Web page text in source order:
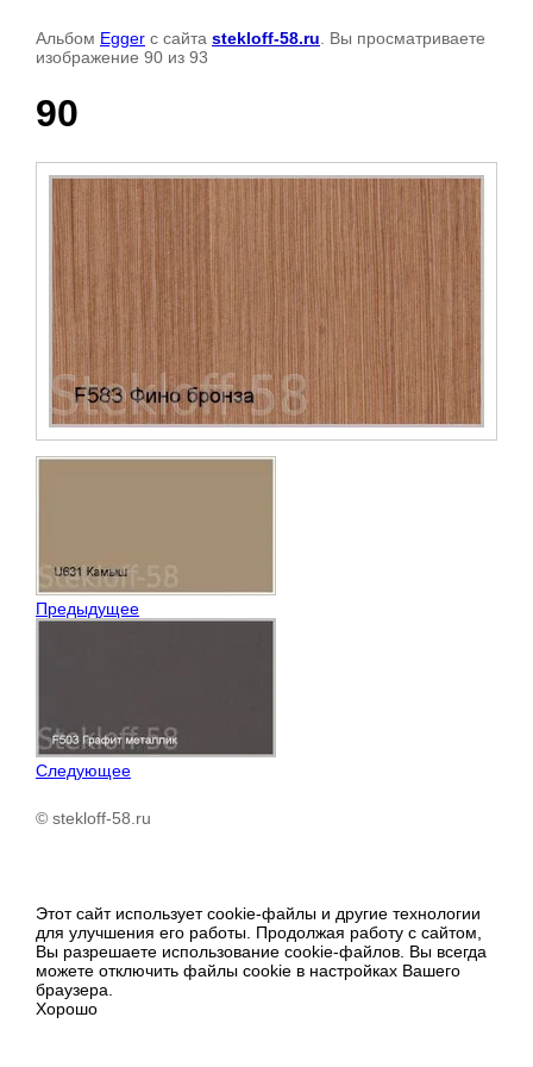
Альбом Egger с сайта stekloff-58.ru . Вы просматриваете
изображение 90 из 93
90
Предыдущее
Следующее
© stekloff-58.ru
Этот сайт использует cookie-файлы и другие технологии
для улучшения его работы. Продолжая работу с сайтом,
Вы разрешаете использование cookie-файлов. Вы всегда
можете отключить файлы cookie в настройках Вашего
браузера.
Хорошо